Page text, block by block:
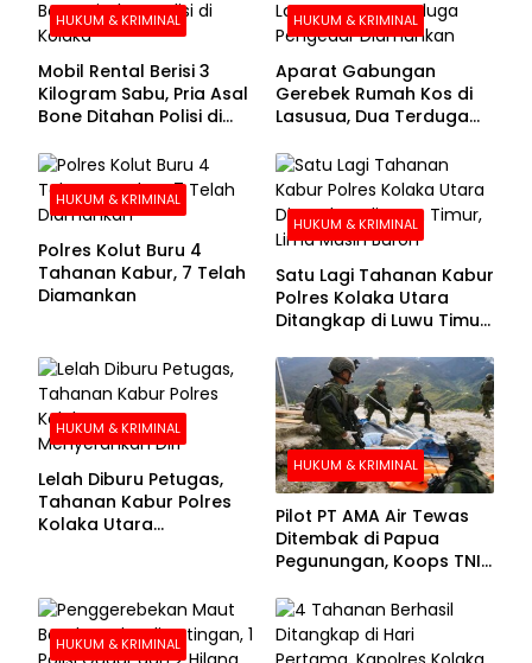
HUKUM & KRIMINAL
Mobil Rental Berisi 3
Kilogram Sabu, Pria Asal
Bone Ditahan Polisi di
HUKUM & KRIMINAL
Aparat Gabungan
Gerebek Rumah Kos di
Lasusua, Dua Terduga
HUKUM & KRIMINAL
Polres Kolut Buru 4
Tahanan Kabur, 7 Telah
Diamankan
HUKUM & KRIMINAL
Satu Lagi Tahanan Kabur
Polres Kolaka Utara
Ditangkap di Luwu Timur,
HUKUM & KRIMINAL
Lelah Diburu Petugas,
Tahanan Kabur Polres
Kolaka Utara
HUKUM & KRIMINAL
Pilot PT AMA Air Tewas
Ditembak di Papua
Pegunungan, Koops TNI
Evakuasi Jenazah
Korban
HUKUM & KRIMINAL